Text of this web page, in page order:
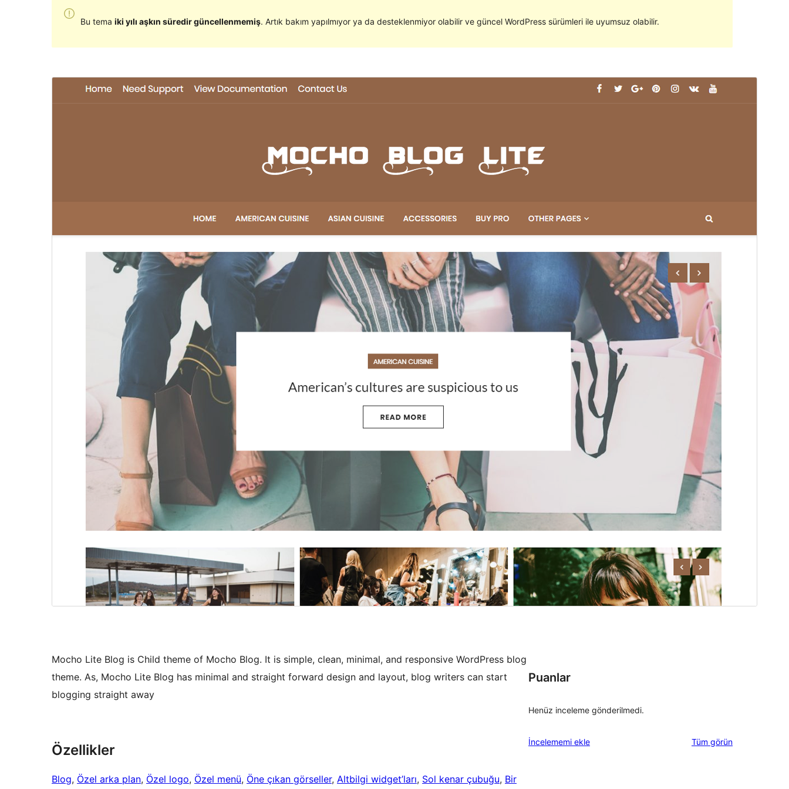
Bu tema iki yılı aşkın süredir güncellenmemiş. Artık bakım yapılmıyor ya da desteklenmiyor olabilir ve güncel WordPress sürümleri ile uyumsuz olabilir.
Sürüm
Son güncellenme
Tema ana sayfası
Mocho Lite Blog is Child theme of Mocho Blog. It is simple, clean, minimal, and responsive WordPress blog
theme. As, Mocho Lite Blog has minimal and straight forward design and layout, blog writers can start
blogging straight away
Özellikler
Blog, Özel arka plan, Özel logo, Özel menü, Öne çıkan görseller, Altbilgi widget’ları, Sol kenar çubuğu, Bir
Puanlar
Henüz inceleme gönderilmedi.
İncelememi ekle Tüm değerlendirmeleri
görün